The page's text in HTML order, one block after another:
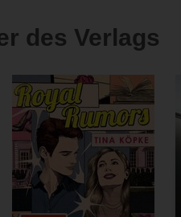
des Verlags